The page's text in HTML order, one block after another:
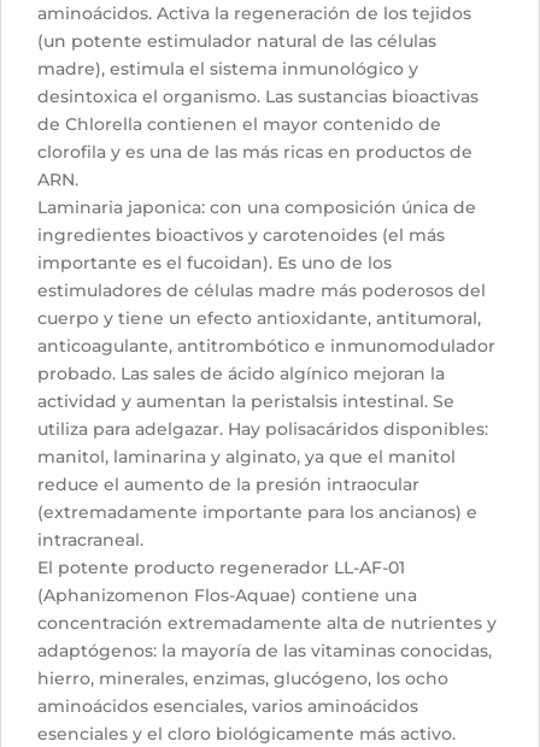
aminoácidos. Activa la regeneración de los tejidos
(un potente estimulador natural de las células
madre), estimula el sistema inmunológico y
desintoxica el organismo. Las sustancias bioactivas
de Chlorella contienen el mayor contenido de
clorofila y es una de las más ricas en productos de
ARN.
Laminaria japonica: con una composición única de
ingredientes bioactivos y carotenoides (el más
importante es el fucoidan). Es uno de los
estimuladores de células madre más poderosos del
cuerpo y tiene un efecto antioxidante, antitumoral,
anticoagulante, antitrombótico e inmunomodulador
probado. Las sales de ácido algínico mejoran la
actividad y aumentan la peristalsis intestinal. Se
utiliza para adelgazar. Hay polisacáridos disponibles:
manitol, laminarina y alginato, ya que el manitol
reduce el aumento de la presión intraocular
(extremadamente importante para los ancianos) e
intracraneal.
El potente producto regenerador LL-AF-01
(Aphanizomenon Flos-Aquae) contiene una
concentración extremadamente alta de nutrientes y
adaptógenos: la mayoría de las vitaminas conocidas,
hierro, minerales, enzimas, glucógeno, los ocho
aminoácidos esenciales, varios aminoácidos
esenciales y el cloro biológicamente más activo.